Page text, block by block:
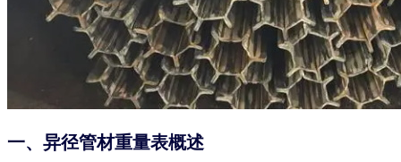
一、异径管材重量表概述